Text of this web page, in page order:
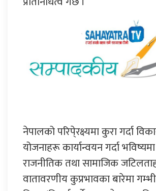
नेपालको परिपे्रक्ष्यमा कुरा गर्दा
योजनाहरू कार्यान्वयन गर्दा
राजनीतिक तथा सामाजिक
वातावरणीय कुप्रभावका बारेमा